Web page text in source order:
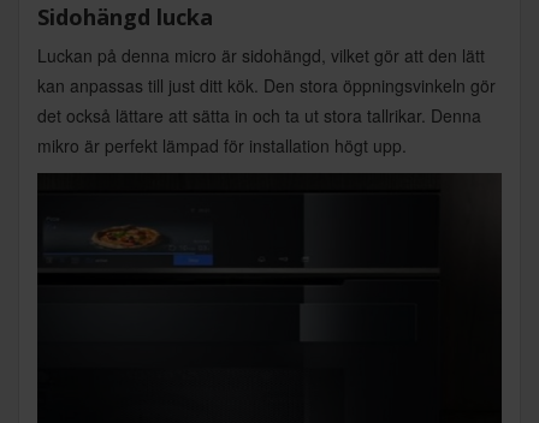
Sidohängd lucka
Luckan på denna micro är sidohängd, vilket gör att den lätt
kan anpassas till just ditt kök. Den stora öppningsvinkeln gör
det också lättare att sätta in och ta ut stora tallrikar. Denna
mikro är perfekt lämpad för installation högt upp.